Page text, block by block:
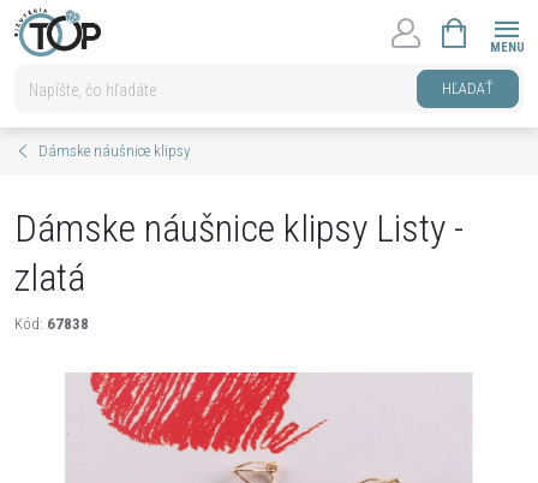
Prejsť
na
HĽADAŤ
KOŠÍK
Dámske náušnice klipsy
Dámske náušnice klipsy Listy -
zlatá
Kód: 67838